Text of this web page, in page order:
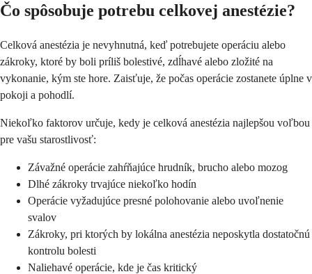
Čo spôsobuje potrebu celkovej anestézie?
Celková anestézia je nevyhnutná, keď potrebujete operáciu alebo
zákroky, ktoré by boli príliš bolestivé, zdĺhavé alebo zložité na
vykonanie, kým ste hore. Zaisťuje, že počas operácie zostanete úplne v
pokoji a pohodlí.
Niekoľko faktorov určuje, kedy je celková anestézia najlepšou voľbou
pre vašu starostlivosť:
Závažné operácie zahŕňajúce hrudník, brucho alebo mozog
Dlhé zákroky trvajúce niekoľko hodín
Operácie vyžadujúce presné polohovanie alebo uvoľnenie
svalov
Zákroky, pri ktorých by lokálna anestézia neposkytla dostatočnú
kontrolu bolesti
Naliehavé operácie, kde je čas kritický